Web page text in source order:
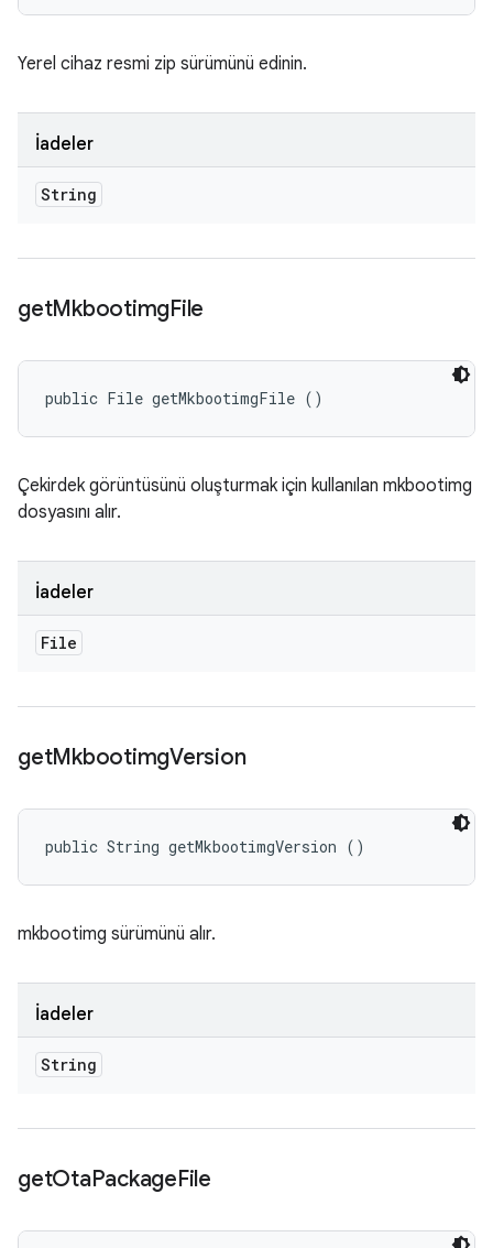
Yerel cihaz resmi zip sürümünü edinin.
İadeler
String
getMkbootimgFile
public File getMkbootimgFile ()
Çekirdek görüntüsünü oluşturmak için kullanılan mkbootimg
dosyasını alır.
İadeler
File
getMkbootimgVersion
public String getMkbootimgVersion ()
mkbootimg sürümünü alır.
İadeler
String
getOtaPackageFile